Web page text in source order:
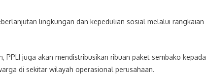
lingkungan dan kepedulian sosial melalui rangkaian
juga akan mendistribusikan ribuan paket sembako kepada
di sekitar wilayah operasional perusahaan.